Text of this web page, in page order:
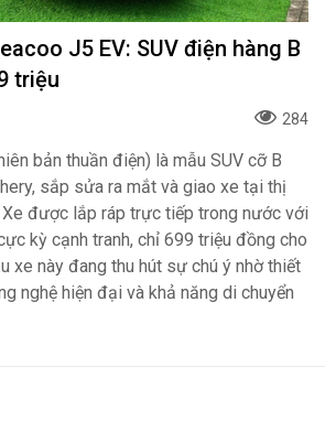
J5 EV: SUV điện hàng B
triệu
284
bản thuần điện) là mẫu SUV cỡ B
sắp sửa ra mắt và giao xe tại thị
được lắp ráp trực tiếp trong nước với
kỳ cạnh tranh, chỉ 699 triệu đồng cho
xe này đang thu hút sự chú ý nhờ thiết
nghệ hiện đại và khả năng di chuyển